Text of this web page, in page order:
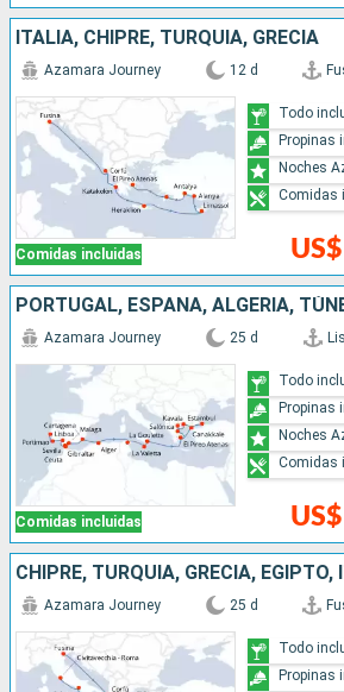
ITALIA, CHIPRE, TURQUÍA, GRECIA
Comidas incluidas
Azamara Journey 12 d
Todo
Propinas
Noches
Comidas
Comidas incluidas
Azamara Journey 25 d
Todo
Propinas
Noches
Comidas
Azamara Journey 25 d
Todo
Propinas